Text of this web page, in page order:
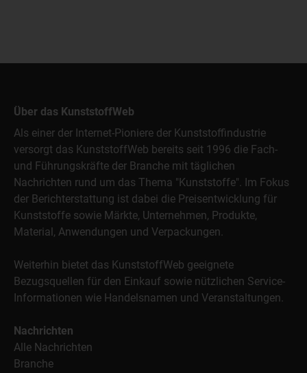
Über das KunststoffWeb
Als einer der Internet-Pioniere der Kunststoffindustrie
versorgt das KunststoffWeb bereits seit 1996 die Fach-
und Führungskräfte der Branche mit täglichen
Nachrichten rund um das Thema "Kunststoffe". Im Fokus
der Berichterstattung ist dabei die Preisentwicklung für
Kunststoffe sowie Märkte, Unternehmen, Produkte,
Material, Anwendungen und Verpackungen.
Weiterhin bietet das KunststoffWeb geeignete
Bezugsquellen für den Einkauf sowie nützlichen Service-
Informationen wie Handelsnamen und Veranstaltungen.
Nachrichten
Alle Nachrichten
Branche